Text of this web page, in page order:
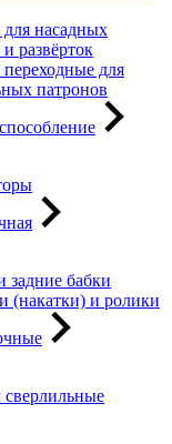
насадных
развёрток
для
патронов
задние бабки
(накатки) и ролики